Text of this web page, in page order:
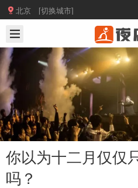
北京 [切换城市]
你以为十二月仅仅
吗？
@ 北京夜店网